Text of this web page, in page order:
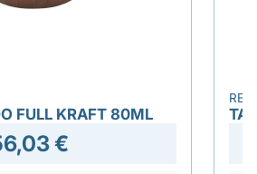
FULL KRAFT 80ML
€